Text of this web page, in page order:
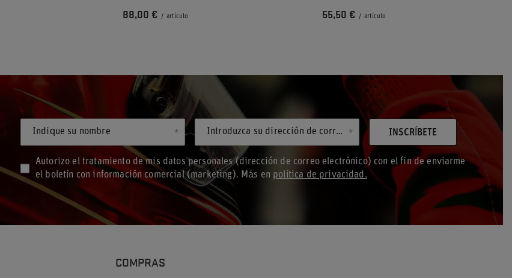
88,00 € / artículo 55,50 € / artículo
Indique su nombre Introduzca su dirección de correo electrónico
Autorizo el tratamiento de mis datos personales (dirección de correo electrónico) con el fin de enviarme
el boletín con información comercial (marketing). Más en política de privacidad.
INSCRÍBETE
COMPRAS